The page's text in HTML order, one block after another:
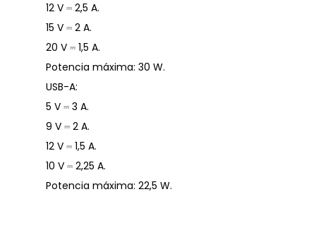
12 V ⎓ 2,5 A.
15 V ⎓ 2 A.
20 V ⎓ 1,5 A.
Potencia máxima: 30 W.
USB-A:
5 V ⎓ 3 A.
9 V ⎓ 2 A.
12 V ⎓ 1,5 A.
10 V ⎓ 2,25 A.
Potencia máxima: 22,5 W.